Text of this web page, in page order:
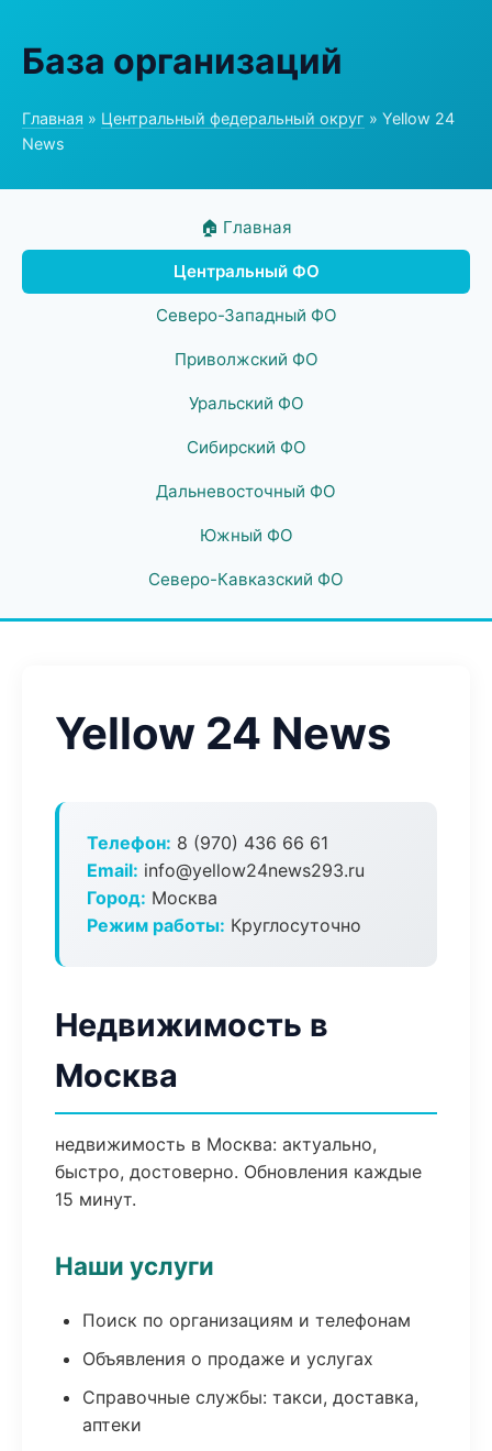
База организаций
Главная » Центральный федеральный округ » Yellow 24
News
🏠 Главная
Центральный ФО
Северо-Западный ФО
Приволжский ФО
Уральский ФО
Сибирский ФО
Дальневосточный ФО
Южный ФО
Северо-Кавказский ФО
Yellow 24 News
Телефон: 8 (970) 436 66 61
Email: info@yellow24news293.ru
Город: Москва
Режим работы: Круглосуточно
Недвижимость в
Москва
недвижимость в Москва: актуально,
быстро, достоверно. Обновления каждые
15 минут.
Наши услуги
Поиск по организациям и телефонам
Объявления о продаже и услугах
Справочные службы: такси, доставка,
аптеки